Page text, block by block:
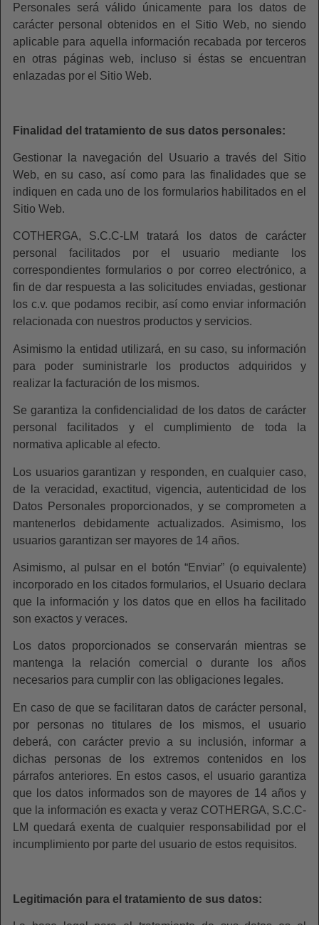
Personales será válido únicamente para los datos de
carácter personal obtenidos en el Sitio Web, no siendo
aplicable para aquella información recabada por terceros
en otras páginas web, incluso si éstas se encuentran
enlazadas por el Sitio Web.
Finalidad del tratamiento de sus datos personales:
Gestionar la navegación del Usuario a través del Sitio
Web, en su caso, así como para las finalidades que se
indiquen en cada uno de los formularios habilitados en el
Sitio Web.
COTHERGA, S.C.C-LM tratará los datos de carácter
personal facilitados por el usuario mediante los
correspondientes formularios o por correo electrónico, a
fin de dar respuesta a las solicitudes enviadas, gestionar
los c.v. que podamos recibir, así como enviar información
relacionada con nuestros productos y servicios.
Asimismo la entidad utilizará, en su caso, su información
para poder suministrarle los productos adquiridos y
realizar la facturación de los mismos.
Se garantiza la confidencialidad de los datos de carácter
personal facilitados y el cumplimiento de toda la
normativa aplicable al efecto.
Los usuarios garantizan y responden, en cualquier caso,
de la veracidad, exactitud, vigencia, autenticidad de los
Datos Personales proporcionados, y se comprometen a
mantenerlos debidamente actualizados. Asimismo, los
usuarios garantizan ser mayores de 14 años.
Asimismo, al pulsar en el botón “Enviar” (o equivalente)
incorporado en los citados formularios, el Usuario declara
que la información y los datos que en ellos ha facilitado
son exactos y veraces.
Los datos proporcionados se conservarán mientras se
mantenga la relación comercial o durante los años
necesarios para cumplir con las obligaciones legales.
En caso de que se facilitaran datos de carácter personal,
por personas no titulares de los mismos, el usuario
deberá, con carácter previo a su inclusión, informar a
dichas personas de los extremos contenidos en los
párrafos anteriores. En estos casos, el usuario garantiza
que los datos informados son de mayores de 14 años y
que la información es exacta y veraz COTHERGA, S.C.C-
LM quedará exenta de cualquier responsabilidad por el
incumplimiento por parte del usuario de estos requisitos.
Legitimación para el tratamiento de sus datos: